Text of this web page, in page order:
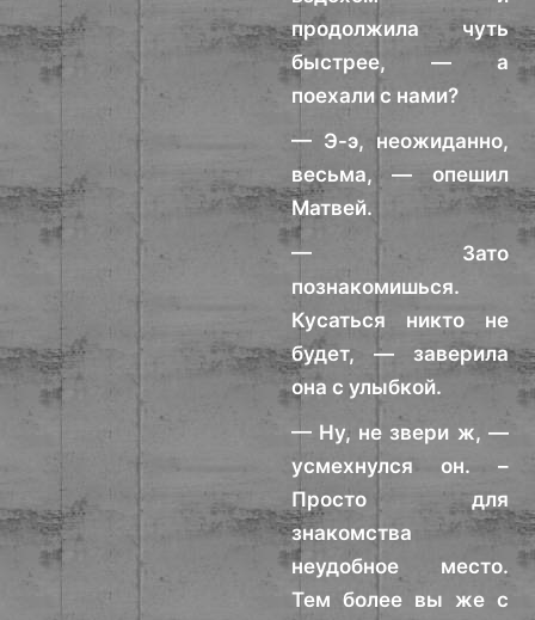
продолжила чуть
быстрее, — а
поехали с нами?
— Э-э, неожиданно,
весьма, — опешил
Матвей.
— Зато
познакомишься.
Кусаться никто не
будет, — заверила
она с улыбкой.
— Ну, не звери ж, —
усмехнулся он. –
Просто для
знакомства
неудобное место.
Тем более вы же с